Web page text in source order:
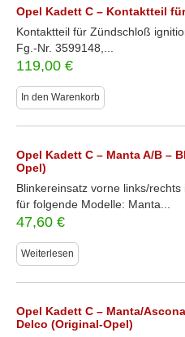
Opel Kadett C – Kontaktteil
Kontaktteil für Zündschloß
Fg.-Nr. 3599148,...
119,00 €
In den Warenkorb
Opel Kadett C – Manta A/B –
Opel)
Blinkereinsatz vorne links/
für folgende Modelle: Manta...
47,60 €
Weiterlesen
Opel Kadett C – Manta/
Delco (Original-Opel)